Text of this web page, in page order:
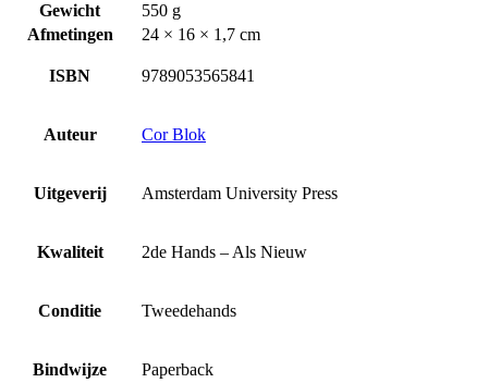
Gewicht
550 g
Afmetingen
24 × 16 × 1,7 cm
ISBN 9789053565841
Auteur Cor Blok
Uitgeverij Amsterdam University Press
Kwaliteit 2de Hands – Als Nieuw
Conditie Tweedehands
Bindwijze Paperback